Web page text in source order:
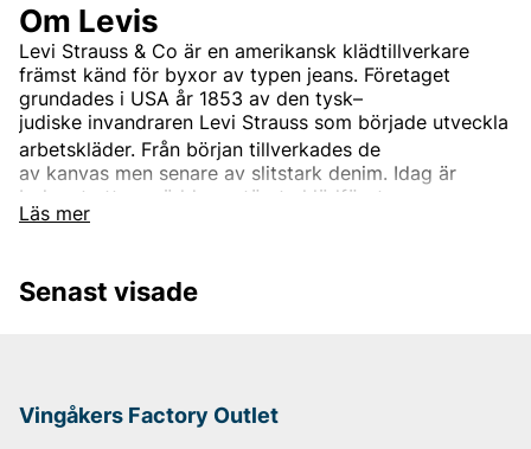
Läs mer
Om Levis
Levi Strauss & Co är en amerikansk klädtillverkare
främst känd för byxor av typen jeans. Företaget
grundades i USA år 1853 av den tysk–
judiske invandraren Levi Strauss som började utveckla
arbetskläder. Från början tillverkades de
av kanvas men senare av slitstark denim. Idag är
bolaget ett av världens största klädföretag.
Ursprungligen var Levi's endast ett produktnamn på
de nitförstärkta blåjeansen, men idag ingår
Senast visade
Vingåkers Factory Outlet